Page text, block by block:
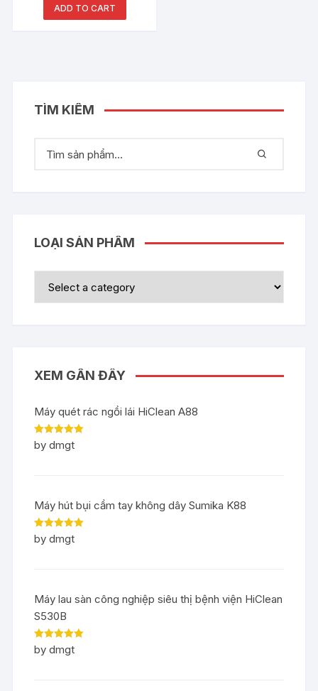
ADD TO CART
TÌM KIẾM
LOẠI SẢN PHẨM
XEM GẦN ĐÂY
Máy quét rác ngồi lái HiClean A88
Rated5out
of 5
by dmgt
Máy hút bụi cầm tay không dây Sumika K88
Rated5out
of 5
by dmgt
Máy lau sàn công nghiệp siêu thị bệnh viện HiClean
S530B
Rated5out
of 5
by dmgt